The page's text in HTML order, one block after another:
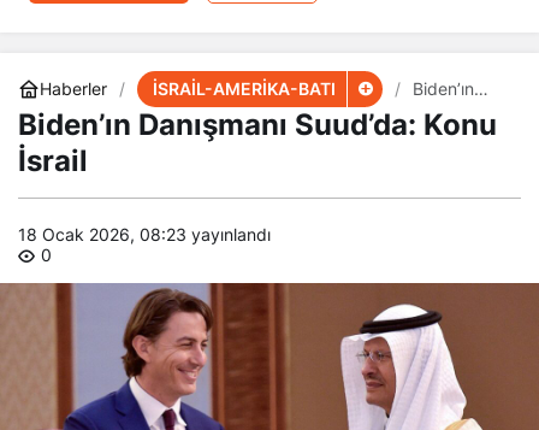
Haberler İSRAİL-AMERİKA-BATI
Biden’ın
Danışmanı
Suud’da:
Biden’ın Danışmanı Suud’da: Konu
İsrail
18 Ocak 2026, 08:23 yayınlandı
0